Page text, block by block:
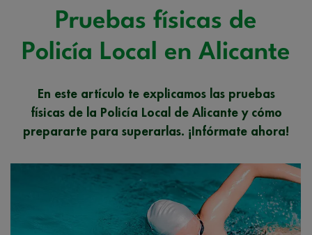
Pruebas físicas de
Policía Local en Alicante
En este artículo te explicamos las pruebas
físicas de la Policía Local de Alicante y cómo
prepararte para superarlas. ¡Infórmate ahora!